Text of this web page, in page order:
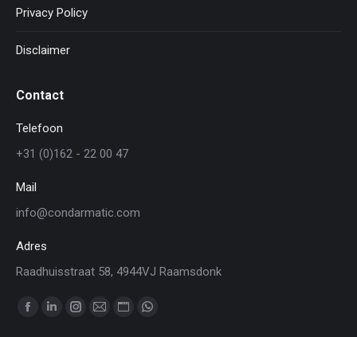
Privacy Policy
Disclaimer
Contact
Telefoon
+31 (0)162 - 22 00 47
Mail
info@condarmatic.com
Adres
Raadhuisstraat 58, 4944VJ Raamsdonk
Vind ons op:
Facebook
LinkedinInstagram
Mail WebsiteWhatsApp